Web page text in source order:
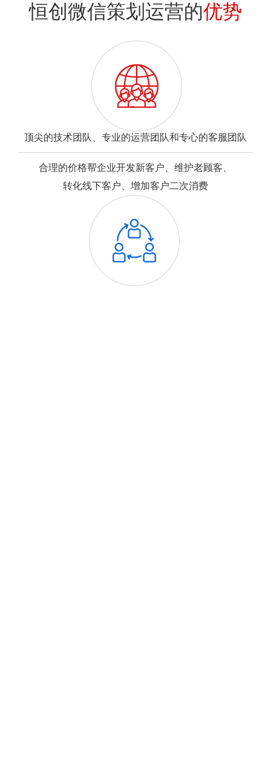
恒创微信策划运营的优势
顶尖的技术团队、专业的运营团队和专心的客服团队
合理的价格帮企业开发新客户、维护老顾客、
转化线下客户、增加客户二次消费